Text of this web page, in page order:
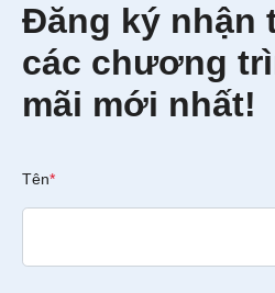
Đăng ký nhận
các chương
mãi mới nhất!
Tên*